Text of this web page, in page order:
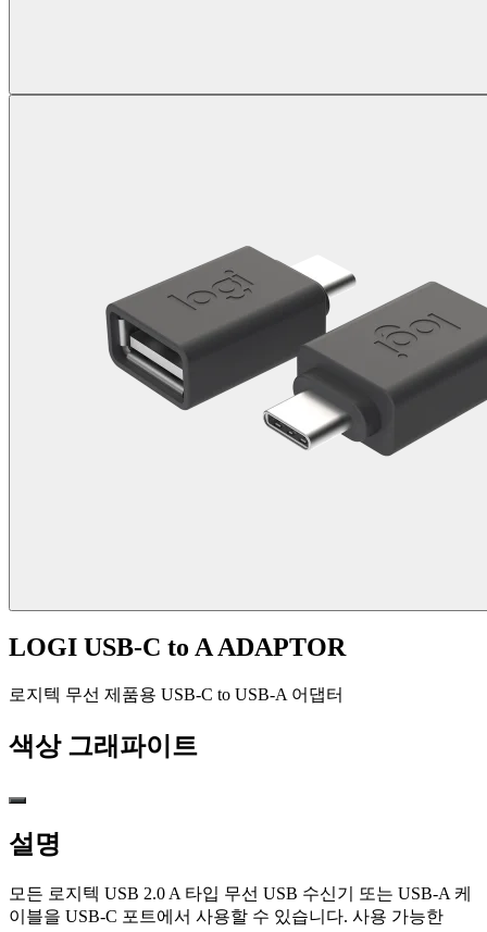
LOGI USB-C to A ADAPTOR
로지텍 무선 제품용 USB-C to USB-A 어댑터
색상 그래파이트
설명
모든 로지텍 USB 2.0 A 타입 무선 USB 수신기 또는 USB-A 케
이블을 USB-C 포트에서 사용할 수 있습니다. 사용 가능한